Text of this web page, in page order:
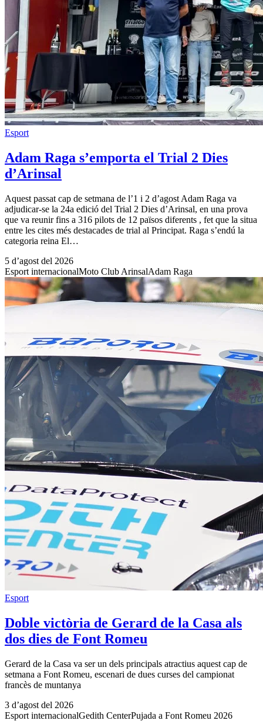
Esport
Adam Raga s’emporta el Trial 2 Dies
d’Arinsal
Aquest passat cap de setmana de l’1 i 2 d’agost Adam Raga va
adjudicar-se la 24a edició del Trial 2 Dies d’Arinsal, en una prova
que va reunir fins a 316 pilots de 12 països diferents , fet que la situa
entre les cites més destacades de trial al Principat. Raga s’endú la
categoria reina El…
5 d’agost del 2026
Esport internacionalMoto Club ArinsalAdam Raga
Esport
Doble victòria de Gerard de la Casa als
dos dies de Font Romeu
Gerard de la Casa va ser un dels principals atractius aquest cap de
setmana a Font Romeu, escenari de dues curses del campionat
francès de muntanya
3 d’agost del 2026
Esport internacionalGedith CenterPujada a Font Romeu 2026